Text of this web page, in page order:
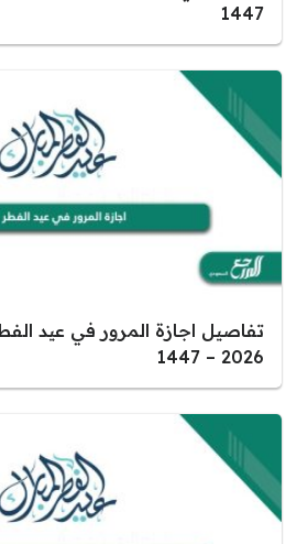
1447
تفاصيل اجازة المرور في عيد
2026 – 1447